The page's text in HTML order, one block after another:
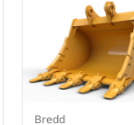
Bredd